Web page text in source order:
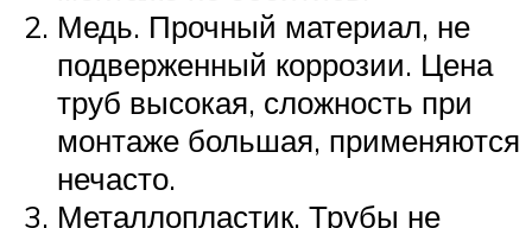
Медь. Прочный материал, не
подверженный коррозии. Цена
труб высокая, сложность при
монтаже большая, применяются
нечасто.
Металлопластик. Трубы не